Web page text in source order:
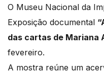
O Museu Nacional da
Exposição documental
das cartas de Mariana
fevereiro.
A mostra reúne um